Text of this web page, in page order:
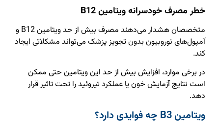
خطر مصرف خودسرانه ویتامین B12
متخصصان هشدار می‌دهند مصرف بیش از حد ویتامین B12 و
آمپول‌های نوروبیون بدون تجویز پزشک می‌تواند مشکلاتی ایجاد
کند.
در برخی موارد، افزایش بیش از حد این ویتامین حتی ممکن
است نتایج آزمایش خون یا عملکرد تیروئید را تحت تاثیر قرار
دهد.
ویتامین B3 چه فوایدی دارد؟